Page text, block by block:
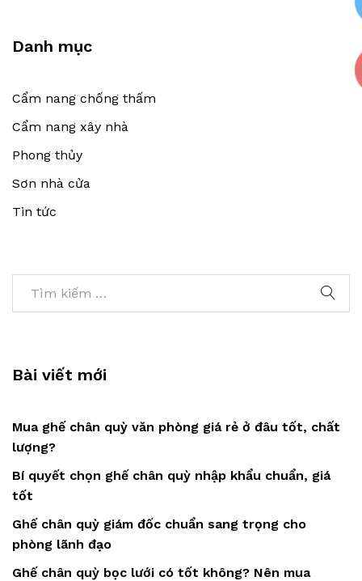
Danh mục
Cẩm nang chống thấm
Cẩm nang xây nhà
Phong thủy
Sơn nhà cửa
Tin tức
Bài viết mới
Mua ghế chân quỳ văn phòng giá rẻ ở đâu tốt, chất
lượng?
Bí quyết chọn ghế chân quỳ nhập khẩu chuẩn, giá
tốt
Ghế chân quỳ giám đốc chuẩn sang trọng cho
phòng lãnh đạo
Ghế chân quỳ bọc lưới có tốt không? Nên mua